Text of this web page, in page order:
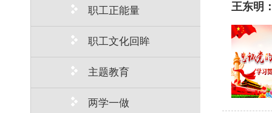
职工正能量
职工文化回眸
主题教育
两学一做
王东明